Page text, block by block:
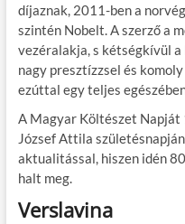
díjaznak, 2011-ben a
szintén Nobelt. A szerző a
vezéralakja, s kétségkívül
nagy presztízzsel és
ezúttal egy teljes
A Magyar Költészet
József Attila
aktualitással, hiszen idén
halt meg.
Verslavina